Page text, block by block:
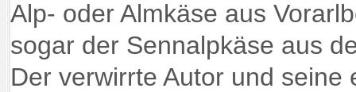
Alp- oder Almkäse aus
sogar der Sennalpkäse aus
Der verwirrte Autor und seine